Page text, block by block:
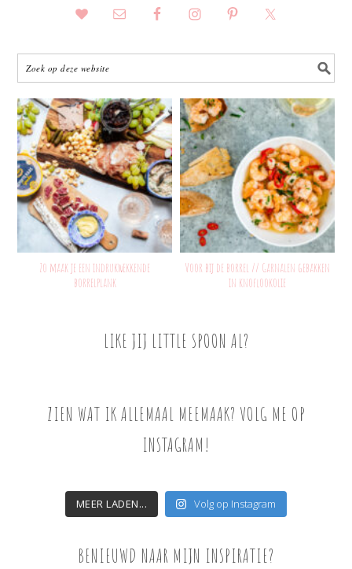
Zo maak je een indrukwekkende
borrelplank
Voor bij de borrel // Garnalen gebakken
in knoflookolie
LIKE JIJ LITTLE SPOON AL?
ZIEN WAT IK ALLEMAAL MEEMAAK? VOLG ME OP
INSTAGRAM!
MEER LADEN... Volg op Instagram
BENIEUWD NAAR MIJN INSPIRATIE?